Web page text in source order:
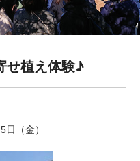
植え体験♪
（金）